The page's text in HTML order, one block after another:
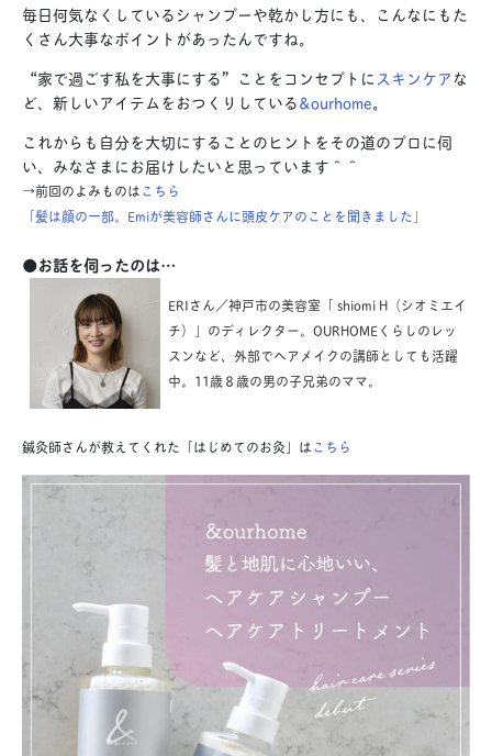
毎日何気なくしているシャンプーや乾かし方にも、こんなにもた
くさん大事なポイントがあったんですね。
“家で過ごす私を大事にする”ことをコンセプトにスキンケアな
ど、新しいアイテムをおつくりしている&ourhome。
これからも自分を大切にすることのヒントをその道のプロに伺
い、みなさまにお届けしたいと思っています＾＾
→前回のよみものはこちら
「髪は顔の一部。Emiが美容師さんに頭皮ケアのことを聞きました」
●お話を伺ったのは…
ERIさん／神戸市の美容室 「 shiomi H （シオミエイ
チ）」のディレクター。OURHOMEくらしのレッ
スンなど、外部でヘアメイクの講師としても活躍
中。11歳８歳の男の子兄弟のママ。
鍼灸師さんが教えてくれた「はじめてのお灸」はこちら